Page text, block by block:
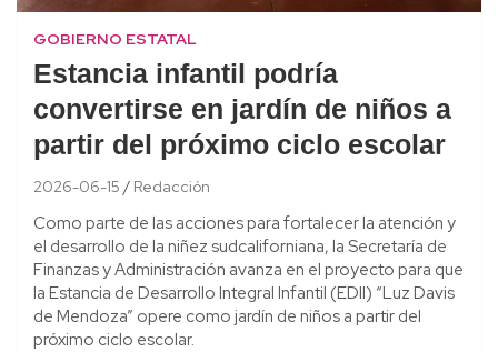
GOBIERNO ESTATAL
Estancia infantil podría
convertirse en jardín de niños a
partir del próximo ciclo escolar
2026-06-15 Redacción
Como parte de las acciones para fortalecer la atención y
el desarrollo de la niñez sudcaliforniana, la Secretaría de
Finanzas y Administración avanza en el proyecto para que
la Estancia de Desarrollo Integral Infantil (EDII) “Luz Davis
de Mendoza” opere como jardín de niños a partir del
próximo ciclo escolar.